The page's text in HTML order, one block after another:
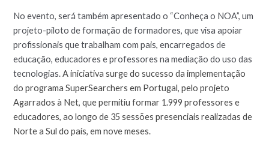
No evento, será também apresentado o “Conheça o NOA”, um
projeto-piloto de formação de formadores, que visa apoiar
profissionais que trabalham com pais, encarregados de
educação, educadores e professores na mediação do uso das
tecnologias.A iniciativa surge do sucesso da implementação
do programa SuperSearchers em Portugal, pelo projeto
Agarrados à Net, que permitiu formar 1.999 professores e
educadores, ao longo de 35 sessões presenciais realizadas de
Norte a Sul do país, em nove meses.